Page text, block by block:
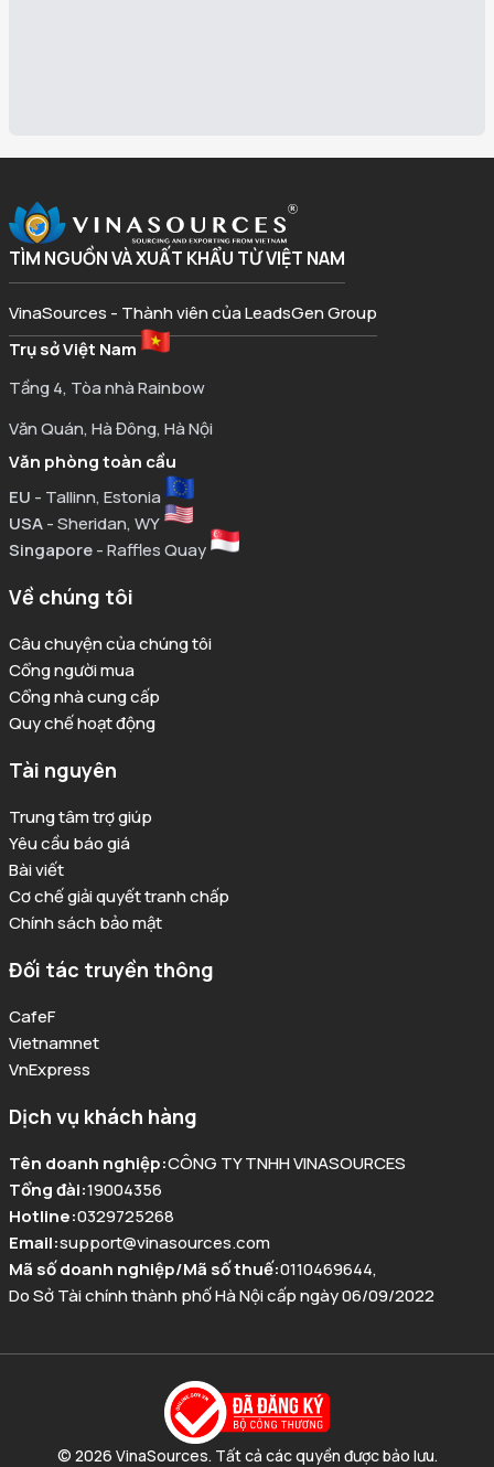
TÌM NGUỒN VÀ XUẤT KHẨU TỪ VIỆT NAM
VinaSources - Thành viên của LeadsGen Group
Trụ sở Việt Nam
Tầng 4, Tòa nhà Rainbow
Văn Quán, Hà Đông, Hà Nội
Văn phòng toàn cầu
EU - Tallinn, Estonia
USA- Sheridan, WY
Singapore- Raffles Quay
Về chúng tôi
Câu chuyện của chúng tôi
Cổng người mua
Cổng nhà cung cấp
Quy chế hoạt động
Tài nguyên
Trung tâm trợ giúp
Yêu cầu báo giá
Bài viết
Cơ chế giải quyết tranh chấp
Chính sách bảo mật
Đối tác truyền thông
CafeF
Vietnamnet
VnExpress
Dịch vụ khách hàng
Tên doanh nghiệp:CÔNG TY TNHH VINASOURCES
Tổng đài:19004356
Hotline:0329725268
Email:support@vinasources.com
Mã số doanh nghiệp/Mã số thuế:0110469644,
Do Sở Tài chính thành phố Hà Nội cấp ngày 06/09/2022
© 2026 VinaSources. Tất cả các quyền được bảo lưu.